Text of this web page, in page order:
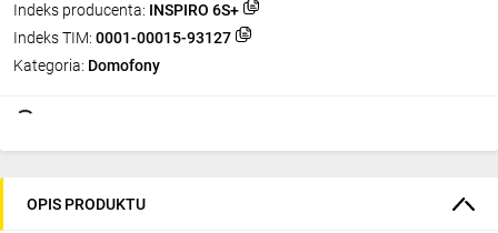
Indeks producenta: INSPIRO 6S+
Indeks TIM: 0001-00015-93127
Kategoria: Domofony
OPIS PRODUKTU